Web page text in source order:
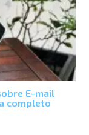
E-mail
completo